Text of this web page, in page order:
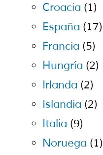
Croacia (1)
España (17)
Francia (5)
Hungría (2)
Irlanda (2)
Islandia (2)
Italia (9)
Noruega (1)